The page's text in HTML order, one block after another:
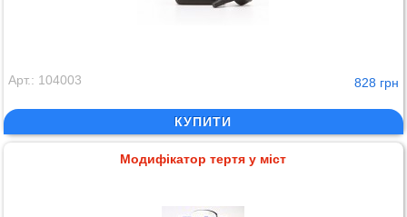
Арт.: 104003 828 грн
КУПИТИ
Модифікатор тертя у міст